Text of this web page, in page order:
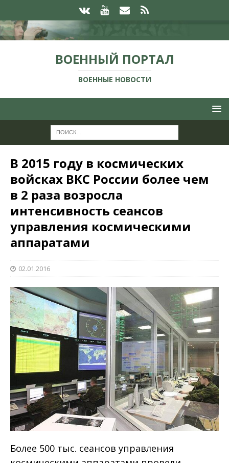
ВОЕННЫЙ ПОРТАЛ
ВОЕННЫЕ НОВОСТИ
В 2015 году в космических
войсках ВКС России более чем
в 2 раза возросла
интенсивность сеансов
управления космическими
аппаратами
02.01.2016
Более 500 тыс. сеансов управления